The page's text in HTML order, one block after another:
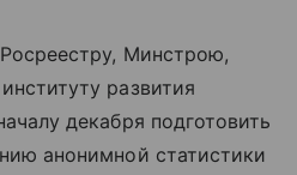
Минстрою,
развития
декабря подготовить
анонимной статистики